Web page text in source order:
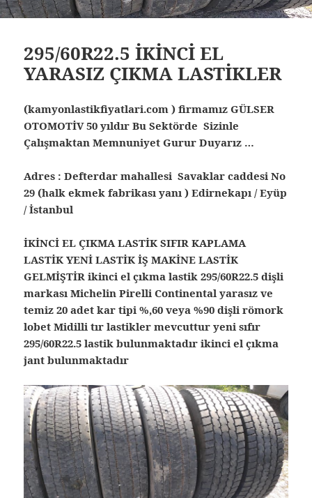
295/60R22.5 İKİNCİ EL
YARASIZ ÇIKMA LASTİKLER
(kamyonlastikfiyatlari.com ) firmamız GÜLSER
OTOMOTİV 50 yıldır Bu Sektörde Sizinle
Çalışmaktan Memnuniyet Gurur Duyarız …
Adres : Defterdar mahallesi Savaklar caddesi No
29 (halk ekmek fabrikası yanı ) Edirnekapı / Eyüp
/ İstanbul
İKİNCİ EL ÇIKMA LASTİK SIFIR KAPLAMA
LASTİK YENİ LASTİK İŞ MAKİNE LASTİK
GELMİŞTİR ikinci el çıkma lastik 295/60R22.5 dişli
markası Michelin Pirelli Continental yarasız ve
temiz 20 adet kar tipi %,60 veya %90 dişli römork
lobet Midilli tır lastikler mevcuttur yeni sıfır
295/60R22.5 lastik bulunmaktadır ikinci el çıkma
jant bulunmaktadır